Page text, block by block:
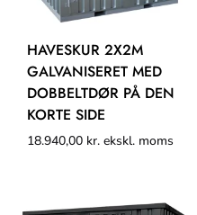
HAVESKUR 2X2M
GALVANISERET MED
DOBBELTDØR PÅ DEN
KORTE SIDE
18.940,00 kr. ekskl. moms